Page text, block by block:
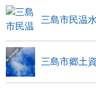
三島市民温
三島市郷土